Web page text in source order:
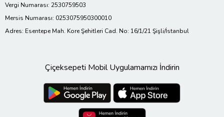
Vergi Numarası: 2530759503
Mersis Numarası: 0253075950300010
Adres: Esentepe Mah. Kore Şehitleri Cad. No: 16/1/21 Şişli/İstanbul
Çiçeksepeti Mobil Uygulamamızı İndirin